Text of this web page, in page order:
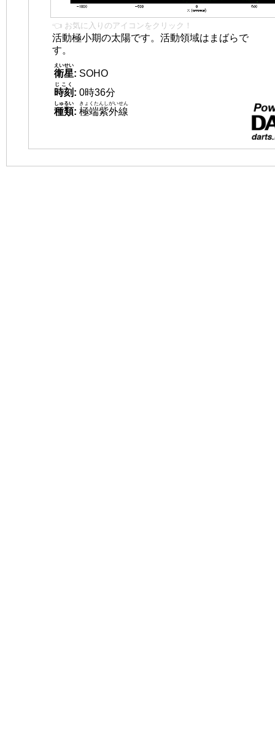
👈 お気に入りのアイコンをクリック！
活動極小期の太陽です。活動領域はまばらで
す。
衛星
えいせい
: SOHO
時刻
じこく
: 0時36分
種類
しゅるい
: 極端紫外線
きょくたんしがいせん